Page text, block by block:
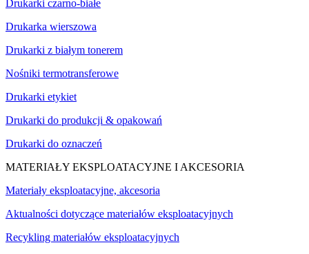
Drukarki czarno-białe
Drukarka wierszowa
Drukarki z białym tonerem
Nośniki termotransferowe
Drukarki etykiet
Drukarki do produkcji & opakowań
Drukarki do oznaczeń
MATERIAŁY EKSPLOATACYJNE I AKCESORIA
Materiały eksploatacyjne, akcesoria
Aktualności dotyczące materiałów eksploatacyjnych
Recykling materiałów eksploatacyjnych